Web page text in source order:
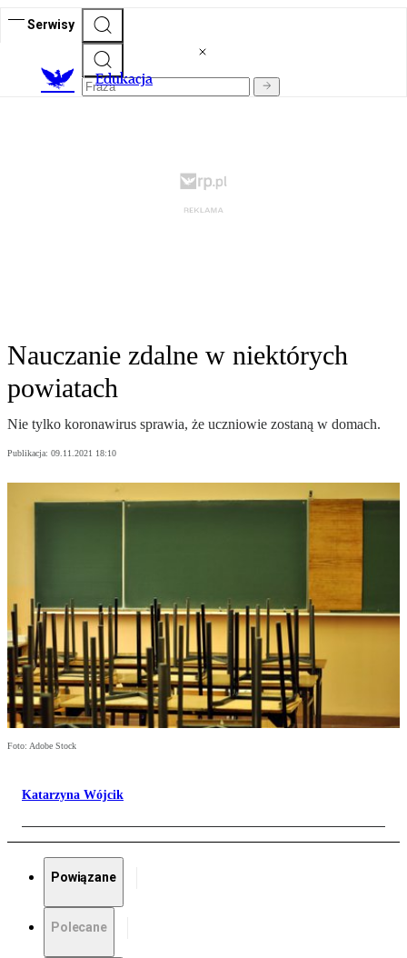
Serwisy
Edukacja
Nauczanie zdalne w niektórych
powiatach
Nie tylko koronawirus sprawia, że uczniowie zostaną w domach.
Publikacja: 09.11.2021 18:10
Foto: Adobe Stock
Katarzyna Wójcik
Powiązane
Polecane